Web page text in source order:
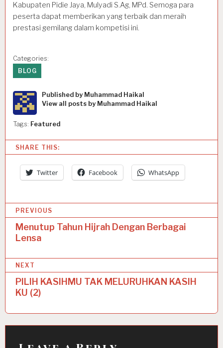
Kabupaten Pidie Jaya, Mulyadi S.Ag, MPd. Semoga para
peserta dapat memberikan yang terbaik dan meraih
prestasi gemilang dalam kompetisi ini.
Categories:
BLOG
Published by Muhammad Haikal
View all posts by Muhammad Haikal
Tags: Featured
SHARE THIS:
Twitter Facebook WhatsApp
o
t
n
v
i
PREVIOUS
Menutup Tahun Hijrah Dengan Berbagai
Lensa
NEXT
PILIH KASIHMU TAK MELURUHKAN KASIH
KU (2)